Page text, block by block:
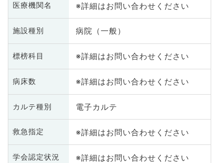
医療機関名 ※詳細はお問い合わせください
施設種別 病院（一般）
標榜科目 ※詳細はお問い合わせください
病床数 ※詳細はお問い合わせください
カルテ種別 電子カルテ
救急指定 ※詳細はお問い合わせください
学会認定状況 ※詳細はお問い合わせください